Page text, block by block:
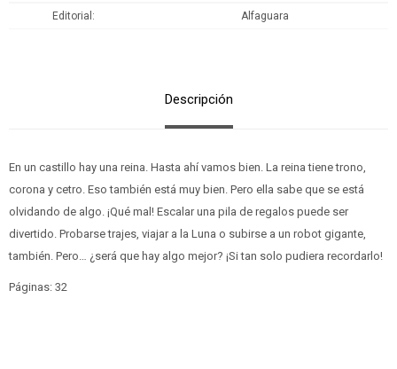
Editorial Alfaguara
Descripción
En un castillo hay una reina. Hasta ahí vamos bien. La reina tiene trono,
corona y cetro. Eso también está muy bien. Pero ella sabe que se está
olvidando de algo. ¡Qué mal! Escalar una pila de regalos puede ser
divertido. Probarse trajes, viajar a la Luna o subirse a un robot gigante,
también. Pero… ¿será que hay algo mejor? ¡Si tan solo pudiera recordarlo!
Páginas: 32